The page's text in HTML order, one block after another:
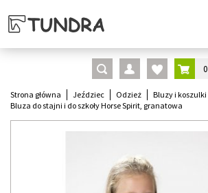
0
Strona główna Jeździec Odzież
Bluzy i koszulki
Bluza do stajni i do szkoły Horse Spirit, granatowa